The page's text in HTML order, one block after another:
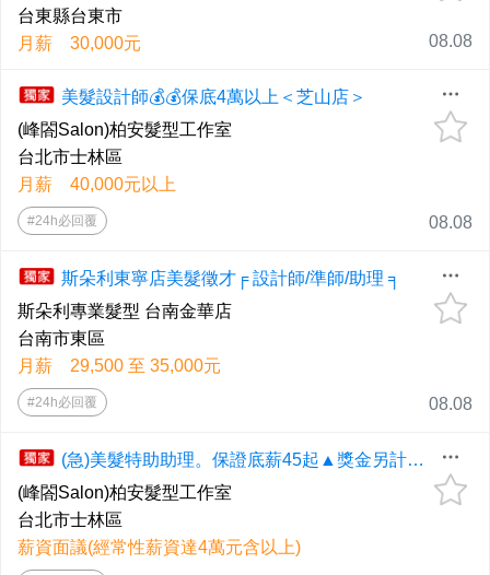
台東縣台東市
月薪 30,000元
08.08
美髮設計師💰💰保底4萬以上＜芝山店＞
(峰閤Salon)柏安髮型工作室
台北市士林區
月薪 40,000元以上
#24h必回覆 08.08
斯朵利東寧店美髮徵才╒ 設計師/準師/助理 ╕
斯朵利專業髮型 台南金華店
台南市東區
月薪 29,500 至 35,000元
#24h必回覆 08.08
(急)美髮特助助理。保證底薪45起▲獎金另計＜士林天母店＞
(峰閤Salon)柏安髮型工作室
台北市士林區
薪資面議(經常性薪資達4萬元含以上)